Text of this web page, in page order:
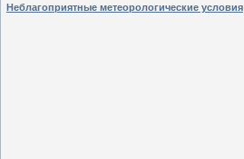
Неблагоприятные метеорологические условия